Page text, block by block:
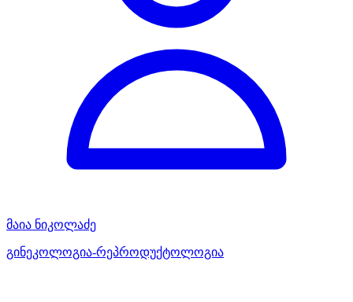
მაია ნიკოლაძე
გინეკოლოგია-რეპროდუქტოლოგია